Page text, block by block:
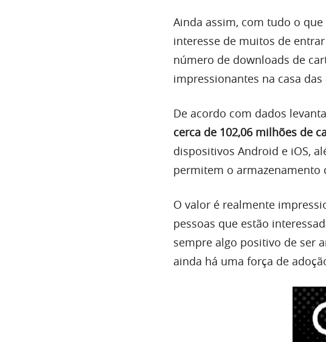
Ainda assim, com tudo o
interesse de muitos de
número de downloads de
impressionantes na casa
De acordo com dados
cerca de 102,06 milhões de
dispositivos Android e iOS,
permitem o armazenamento
O valor é realmente
pessoas que estão
sempre algo positivo de ser
ainda há uma força de